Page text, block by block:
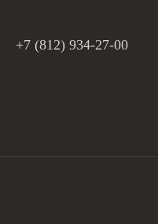
+7 (812) 934-27-00